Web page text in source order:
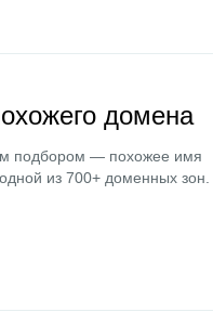
домена
подбором — похожее имя
из 700+ доменных зон.